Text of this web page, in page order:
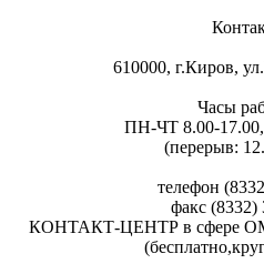
610000, г.Киров,
Часы
ПН-ЧТ 8.00-
(перерыв:
телефон
факс (8332)
КОНТАКТ-ЦЕНТР в сфере